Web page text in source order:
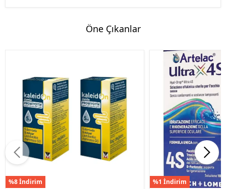
Öne Çıkanlar
%8 İndirim %1 İndirim